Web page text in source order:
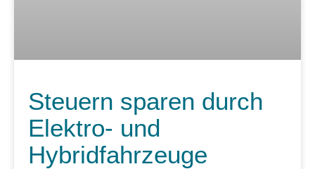
Steuern sparen durch
Elektro- und
Hybridfahrzeuge